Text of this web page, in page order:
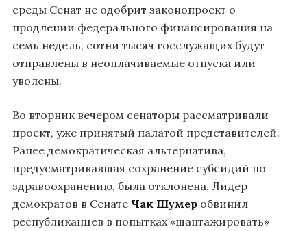
среды Сенат не одобрит законопроект о
продлении федерального финансирования на
семь недель, сотни тысяч госслужащих будут
отправлены в неоплачиваемые отпуска или
уволены.
Во вторник вечером сенаторы рассматривали
проект, уже принятый палатой представителей.
Ранее демократическая альтернатива,
предусматривавшая сохранение субсидий по
здравоохранению, была отклонена. Лидер
демократов в Сенате Чак Шумер обвинил
республиканцев в попытках «шантажировать»